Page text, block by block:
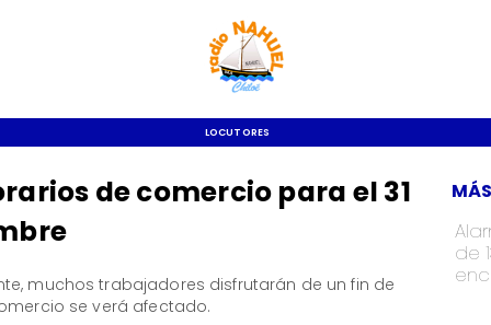
LOCUTORES
de
de comercio para el 31
muchos trabajadores disfrutarán de un fin de
se verá afectado.